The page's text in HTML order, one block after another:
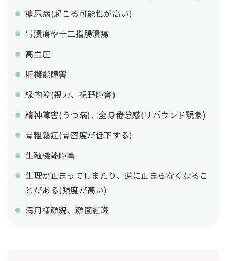
糖尿病(起こる可能性が高い)
胃潰瘍や十二指腸潰瘍
高血圧
肝機能障害
緑内障(視力、視野障害)
精神障害(うつ病)、全身倦怠感(リバウンド現象)
骨粗鬆症(骨密度が低下する)
生殖機能障害
生理が止まってしまたり、逆に止まらなくなるこ
とがある(頻度が高い)
満月様顔貌、顔面紅斑